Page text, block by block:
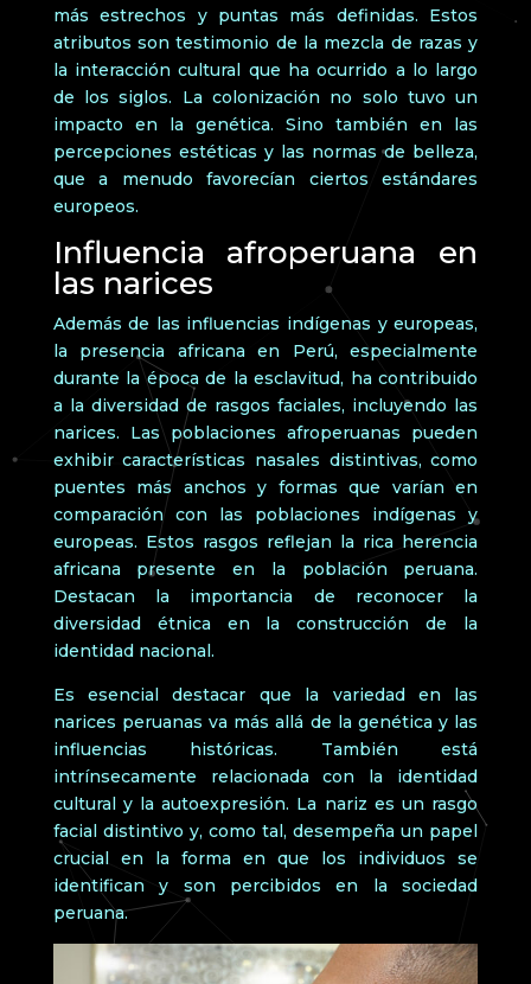
más estrechos y puntas más definidas. Estos
atributos son testimonio de la mezcla de razas y
la interacción cultural que ha ocurrido a lo largo
de los siglos. La colonización no solo tuvo un
impacto en la genética. Sino también en las
percepciones estéticas y las normas de belleza,
que a menudo favorecían ciertos estándares
europeos.
Influencia afroperuana en
las narices
Además de las influencias indígenas y europeas,
la presencia africana en Perú, especialmente
durante la época de la esclavitud, ha contribuido
a la diversidad de rasgos faciales, incluyendo las
narices. Las poblaciones afroperuanas pueden
exhibir características nasales distintivas, como
puentes más anchos y formas que varían en
comparación con las poblaciones indígenas y
europeas. Estos rasgos reflejan la rica herencia
africana presente en la población peruana.
Destacan la importancia de reconocer la
diversidad étnica en la construcción de la
identidad nacional.
Es esencial destacar que la variedad en las
narices peruanas va más allá de la genética y las
influencias históricas. También está
intrínsecamente relacionada con la identidad
cultural y la autoexpresión. La nariz es un rasgo
facial distintivo y, como tal, desempeña un papel
crucial en la forma en que los individuos se
identifican y son percibidos en la sociedad
peruana.